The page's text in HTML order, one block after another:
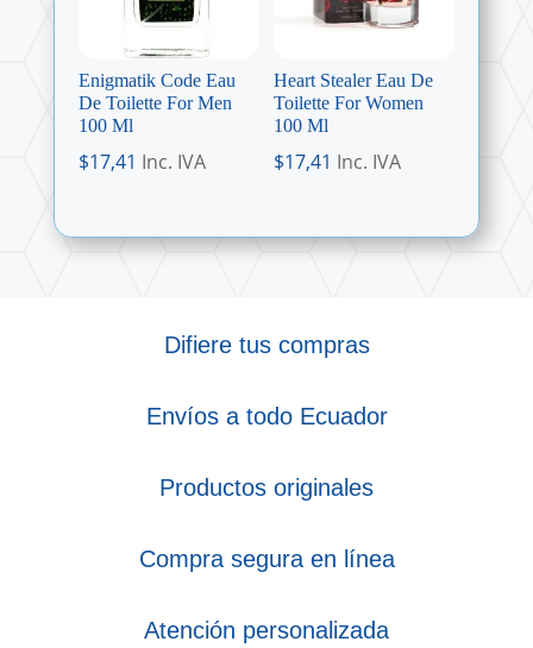
Enigmatik Code Eau
De Toilette For Men
100 Ml
$17,41 Inc. IVA
Heart Stealer Eau De
Toilette For Women
100 Ml
$17,41 Inc. IVA
Difiere tus compras
Envíos a todo Ecuador
Productos originales
Compra segura en línea
Atención personalizada